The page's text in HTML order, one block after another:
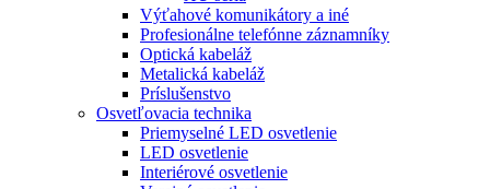
Výťahové komunikátory a iné
Profesionálne telefónne záznamníky
Optická kabeláž
Metalická kabeláž
Príslušenstvo
Osvetľovacia technika
Priemyselné LED osvetlenie
LED osvetlenie
Interiérové osvetlenie